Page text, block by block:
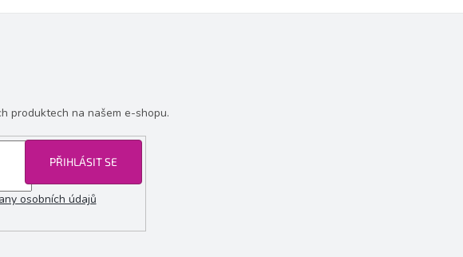
produktech na našem e-shopu.
osobních údajů
PŘIHLÁSIT SE